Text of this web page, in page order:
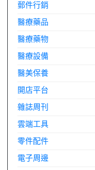
郵件行銷
醫療藥品
醫療藥物
醫療設備
醫美保養
開店平台
雜誌周刊
雲端工具
零件配件
電子周邊